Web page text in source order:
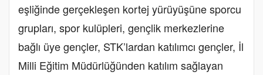
eşliğinde gerçekleşen kortej yürüyüşüne sporcu
grupları, spor kulüpleri, gençlik merkezlerine
bağlı üye gençler, STK’lardan katılımcı gençler, İl
Milli Eğitim Müdürlüğünden katılım sağlayan